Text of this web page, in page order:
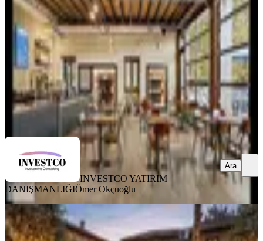
1 Oda· 1000 m²·Düz Giriş (Zemin)
28.03.2026
25.000.000 ₺
INVESTCO YATIRIM DANIŞMANLIĞI Ömer Okçuoğlu
INVESTCO YATIRIM
DANIŞMANLIĞIÖmer Okçuoğlu
Ara
Kaleiçinde Tarihi Taş Binada Avlulu
Lüks Restoran | Devren